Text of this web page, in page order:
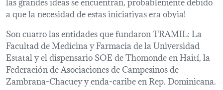
a que la necesidad de estas iniciativas era obvia!
Son cuatro las entidades que fundaron TRAMIL: La
Facultad de Medicina y Farmacia de la Universidad
Estatal y el dispensario SOE de Thomonde en Haití, la
Federación de Asociaciones de Campesinos de
Zambrana-Chacuey y enda-caribe en Rep. Dominicana.